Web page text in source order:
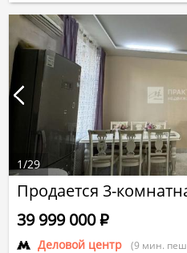
Продается 3-
Деловой центр (9 мин.
39 999 000Р
1/29